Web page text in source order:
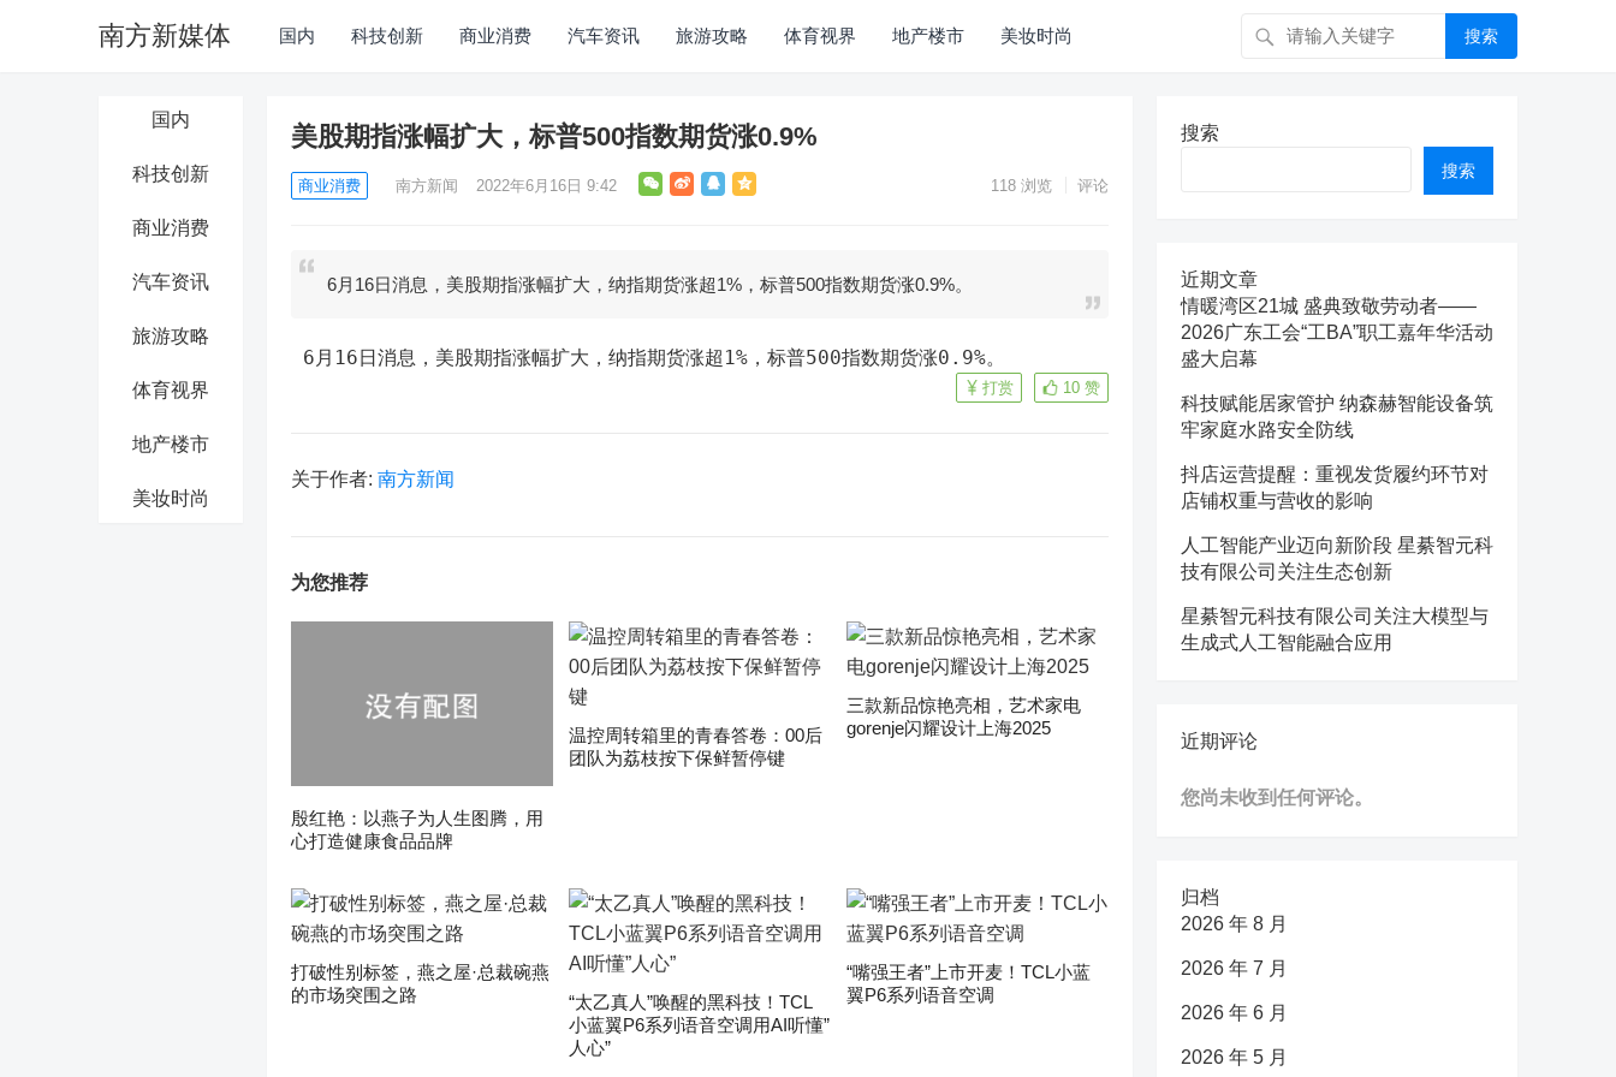
南方新媒体 国内 科技创新 商业消费 汽车资讯 旅游攻略 体育视界 地产楼市 美妆时尚 搜索
国内
科技创新
商业消费
汽车资讯
旅游攻略
体育视界
地产楼市
美妆时尚
美股期指涨幅扩大，标普500指数期货涨0.9%
商业消费 南方新闻 2022年6月16日 9:42 118 浏览 评论
6月16日消息，美股期指涨幅扩大，纳指期货涨超1%，标普500指数期货涨0.9%。
6月16日消息，美股期指涨幅扩大，纳指期货涨超1%，标普500指数期货涨0.9%。
10 赞
打赏
关于作者: 南方新闻
为您推荐
殷红艳：以燕子为人生图腾，用
心打造健康食品品牌
温控周转箱里的青春答卷：00后
团队为荔枝按下保鲜暂停键
三款新品惊艳亮相，艺术家电
gorenje闪耀设计上海2025
打破性别标签，燕之屋·总裁碗燕
的市场突围之路
“太乙真人”唤醒的黑科技！TCL
小蓝翼P6系列语音空调用AI听懂”
人心”
“嘴强王者”上市开麦！TCL小蓝
翼P6系列语音空调
搜索
搜索
近期文章
情暖湾区21城 盛典致敬劳动者——
2026广东工会“工BA”职工嘉年华活动
盛大启幕
科技赋能居家管护 纳森赫智能设备筑
牢家庭水路安全防线
抖店运营提醒：重视发货履约环节对
店铺权重与营收的影响
人工智能产业迈向新阶段 星綦智元科
技有限公司关注生态创新
星綦智元科技有限公司关注大模型与
生成式人工智能融合应用
近期评论
您尚未收到任何评论。
归档
2026 年 8 月
2026 年 7 月
2026 年 6 月
2026 年 5 月